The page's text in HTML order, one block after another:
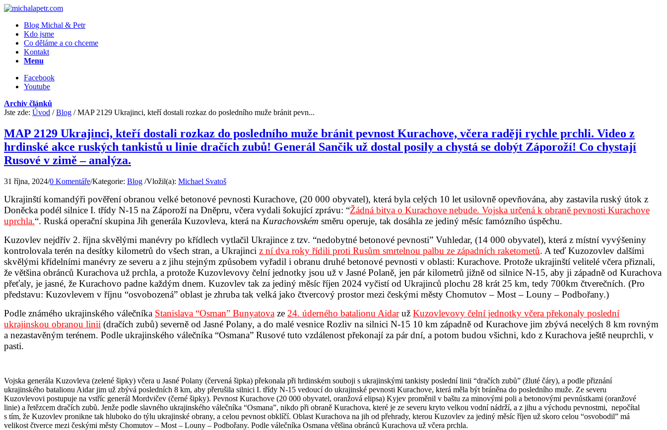
Blog Michal & Petr
Kdo jsme
Co děláme a co chceme
Kontakt
Menu
Facebook
Youtube
Archiv článků
Jste zde: Úvod / Blog / MAP 2129 Ukrajinci, kteří dostali rozkaz do posledního muže bránit pevn...
MAP 2129 Ukrajinci, kteří dostali rozkaz do posledního muže bránit pevnost Kurachove, včera raději rychle prchli. Video z
hrdinské akce ruských tankistů u linie dračích zubů! Generál Sančik už dostal posily a chystá se dobýt Záporoží! Co chystají
Rusové v zimě – analýza.
31 října, 2024/0 Komentáře/Kategorie: Blog /Vložil(a): Michael Svatoš
Ukrajinští komandýři pověření obranou velké betonové pevnosti Kurachove, (20 000 obyvatel), která byla celých 10 let usilovně opevňována, aby zastavila ruský útok z
Doněcka podél silnice I. třídy N-15 na Záporoží na Dněpru, včera vydali šokující zprávu: “Žádná bitva o Kurachove nebude. Vojska určená k obraně pevnosti Kurachove
uprchla.“. Ruská operační skupina Jih generála Kuzovleva, která na Kurachovském směru operuje, tak dosáhla ze jediný měsíc famózního úspěchu.
Kuzovlev nejdřív 2. října skvělými manévry po křídlech vytlačil Ukrajince z tzv. “nedobytné betonové pevnosti” Vuhledar, (14 000 obyvatel), která z místní vyvýšeniny
kontrolovala terén na desítky kilometrů do všech stran, a Ukrajinci z ní dva roky řídili proti Rusům smrtelnou palbu ze západních raketometů. A teď Kuzozovlev dalšími
skvělými křídelními manévry ze severu a z jihu stejným způsobem vyřadil i obranu druhé betonové pevnosti v oblasti: Kurachove. Protože ukrajinští velitelé včera přiznali,
že většina obránců Kurachova už prchla, a protože Kuzovlevovy čelní jednotky jsou už v Jasné Polaně, jen pár kilometrů jižně od silnice N-15, aby ji západně od Kurachova
přeťaly, je jasné, že Kurachovo padne každým dnem. Kuzovlev tak za jediný měsíc říjen 2024 vyčistí od Ukrajinců plochu 28 krát 25 km, tedy 700km čtverečních. (Pro
představu: Kuzovlevem v říjnu “osvobozená” oblast je zhruba tak velká jako čtvercový prostor mezi českými městy Chomutov – Most – Louny – Podbořany.)
Podle známého ukrajinského válečníka Stanislava “Osman” Bunyatova ze 24. úderného batalionu Aidaruž Kuzovlevovy čelní jednotky včera překonaly poslední
ukrajinskou obranou linii (dračích zubů) severně od Jasné Polany, a do malé vesnice Rozliv na silnici N-15 10 km západně od Kurachove jim zbývá necelých 8 km rovným
a nezastavěným terénem. Podle ukrajinského válečníka “Osmana” Rusové tuto vzdálenost překonají za pár dní, a potom budou všichni, kdo z Kurachova ještě neuprchli, v
pasti.
Vojska generála Kuzovleva (zelené šipky) včera u Jasné Polany (červená šipka) překonala při hrdinském souboji s ukrajinskými tankisty poslední linii “dračích zubů” (žluté čáry), a podle přiznání
ukrajinského batalionu Aidar jim už zbývá posledních 8 km, aby přerušila silnici I. třídy N-15 vedoucí do ukrajinské pevnosti Kurachove, která měla být bráněna do posledního muže. Ze severu
Kuzovlevovi postupuje na vstříc generál Mordvičev (černé šipky). Pevnost Kurachove (20 000 obyvatel, oranžová elipsa) Kyjev proměnil v baštu za minovými poli a betonovými pevnůstkami (oranžové
linie) a řetězcem dračích zubů. Jenže podle slavného ukrajinského válečníka “Osmana”, nikdo při obraně Kurachova, které je ze severu kryto velkou vodní nádrží, a z jihu a východu pevnostmi, nepočítal
s tím, že Kuzovlev pronikne tak hluboko do týlu ukrajinské obrany, a celou pevnost obklíčí. Oblast Kurachova na jih od přehrady, kterou Kuzovlev za jediný měsíc říjen už skoro celou “osvobodil” má
velikost čtverce mezi českými městy Chomutov – Most – Louny – Podbořany. Podle válečníka Osmana většina obránců Kurachova už včera prchla.